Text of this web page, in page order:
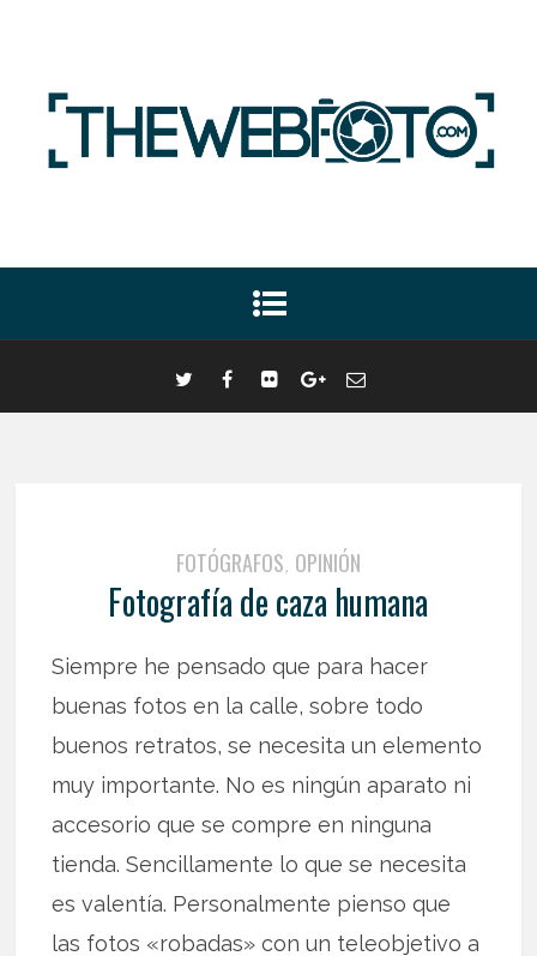
FOTÓGRAFOS, OPINIÓN
Fotografía de caza humana
Siempre he pensado que para hacer
buenas fotos en la calle, sobre todo
buenos retratos, se necesita un elemento
muy importante. No es ningún aparato ni
accesorio que se compre en ninguna
tienda. Sencillamente lo que se necesita
es valentía. Personalmente pienso que
las fotos «robadas» con un teleobjetivo a